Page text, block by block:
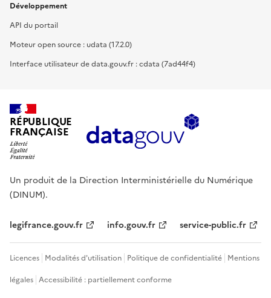
Développement
API du portail
Moteur open source : udata (17.2.0)
Interface utilisateur de data.gouv.fr : cdata (7ad44f4)
RÉPUBLIQUE
FRANÇAISE
Un produit de la Direction Interministérielle du Numérique
(DINUM).
legifrance.gouv.fr info.gouv.fr service-public.fr
Licences Modalités d'utilisation Politique de confidentialité Mentions
légales Accessibilité : partiellement conforme